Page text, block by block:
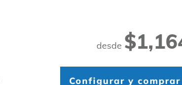
desde
Configurar y comprar